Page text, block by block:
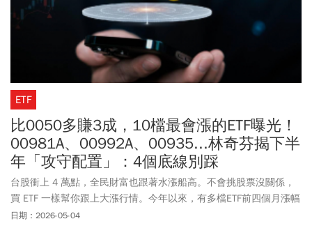
ETF
比0050多賺3成，10檔最會漲的ETF曝光！
00981A、00992A、00935...林奇芬揭下半
年「攻守配置」：4個底線別踩
台股衝上 4 萬點，全民財富也跟著水漲船高。不會挑股票沒關係，
買 ETF 一樣幫你跟上大漲行情。今年以來，有多檔ETF前四個月漲幅
就超過60%，究竟誰是前10強呢？面對下半年，你又該如何挑選呢?
日期：2026-05-04